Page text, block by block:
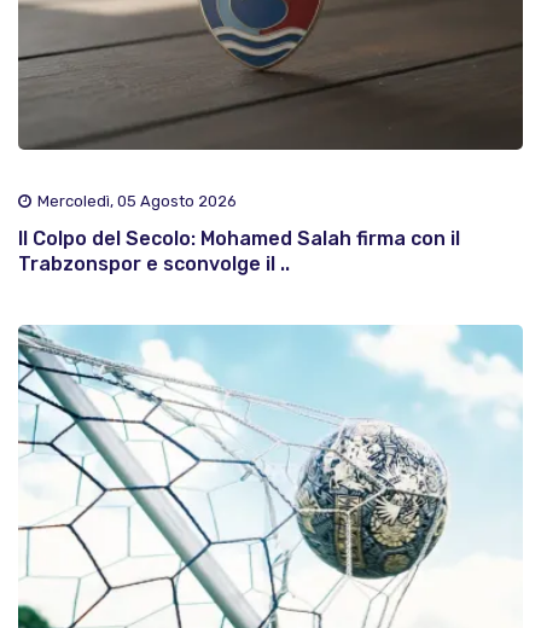
Mercoledì, 05 Agosto 2026
Il Colpo del Secolo: Mohamed Salah firma con il
Trabzonspor e sconvolge il ..